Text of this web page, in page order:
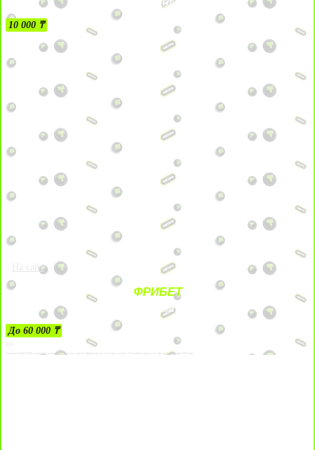
БЕЗ УСЛОВИЙ
10 000 ₸
На сайт
ФРИБЕТ
ЗА ДЕПОЗИТЫ
До 60 000 ₸
21+
Лицензии №24514359, выданной комитетом индустрии туризма Министерства культуры и спорта Республики Казахстан срок до 27 сентября 2034 года.